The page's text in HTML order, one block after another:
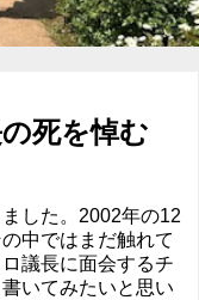
の死を悼む
した。2002年の12
中ではまだ触れて
議長に面会するチ
いてみたいと思い